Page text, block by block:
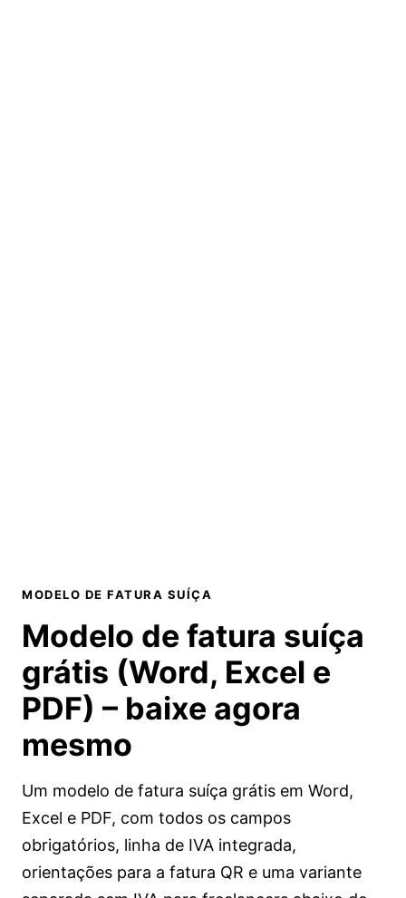
MODELO DE FATURA SUÍÇA
Modelo de fatura suíça
grátis (Word, Excel e
PDF) – baixe agora
mesmo
Um modelo de fatura suíça grátis em Word,
Excel e PDF, com todos os campos
obrigatórios, linha de IVA integrada,
orientações para a fatura QR e uma variante